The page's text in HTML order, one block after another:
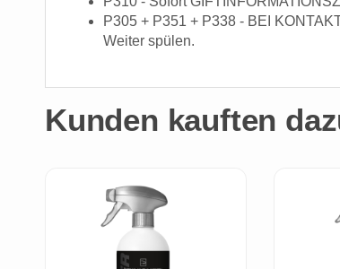
P305 + P351 + P338 - BEI
Weiter spülen.
Kunden kauften